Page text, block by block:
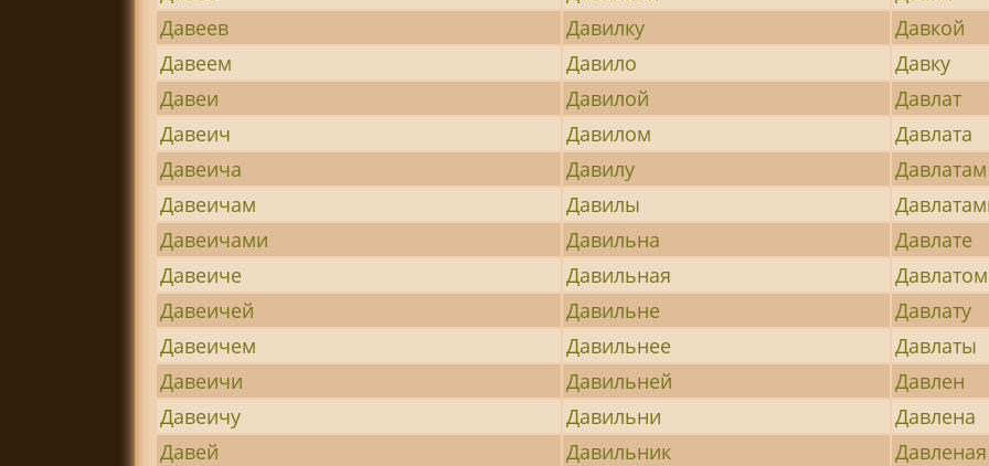
Давеев
Давилку
Давкой
Давеем
Давило
Давку
Давеи
Давилой
Давлат
Давеич
Давилом
Давлата
Давеича
Давилу
Давлатам
Давеичам
Давилы
Давеичами
Давильна
Давлате
Давеиче
Давильная
Давлатом
Давеичей
Давильне
Давлату
Давеичем
Давильнее
Давлаты
Давеичи
Давильней
Давлен
Давеичу
Давильни
Давлена
Давей
Давильник
Давленая